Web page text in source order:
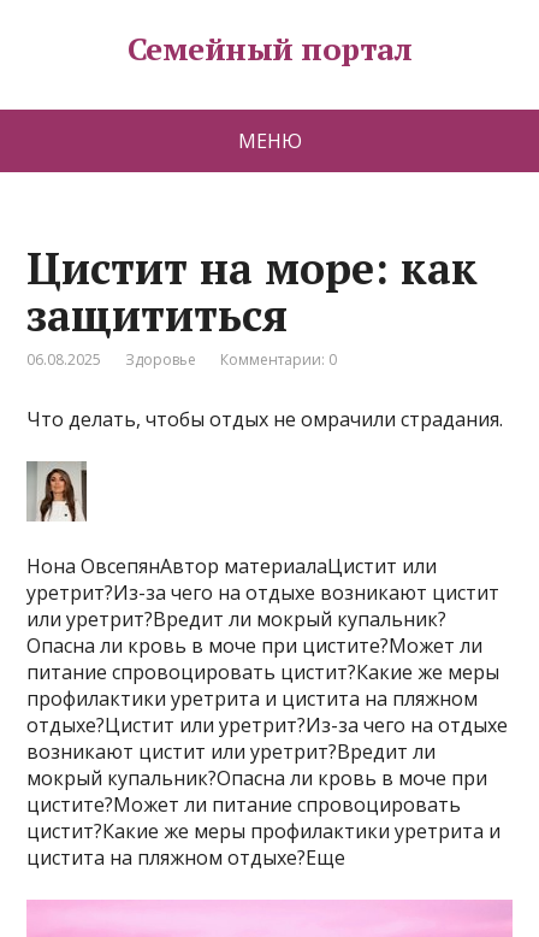
Семейный портал
МЕНЮ
Цистит на море: как
защититься
06.08.2025 Здоровье Комментарии: 0
Что делать, чтобы отдых не омрачили страдания.
Нона ОвсепянАвтор материалаЦистит или
уретрит?Из-за чего на отдыхе возникают цистит
или уретрит?Вредит ли мокрый купальник?
Опасна ли кровь в моче при цистите?Может ли
питание спровоцировать цистит?Какие же меры
профилактики уретрита и цистита на пляжном
отдыхе?Цистит или уретрит?Из-за чего на отдыхе
возникают цистит или уретрит?Вредит ли
мокрый купальник?Опасна ли кровь в моче при
цистите?Может ли питание спровоцировать
цистит?Какие же меры профилактики уретрита и
цистита на пляжном отдыхе?Еще